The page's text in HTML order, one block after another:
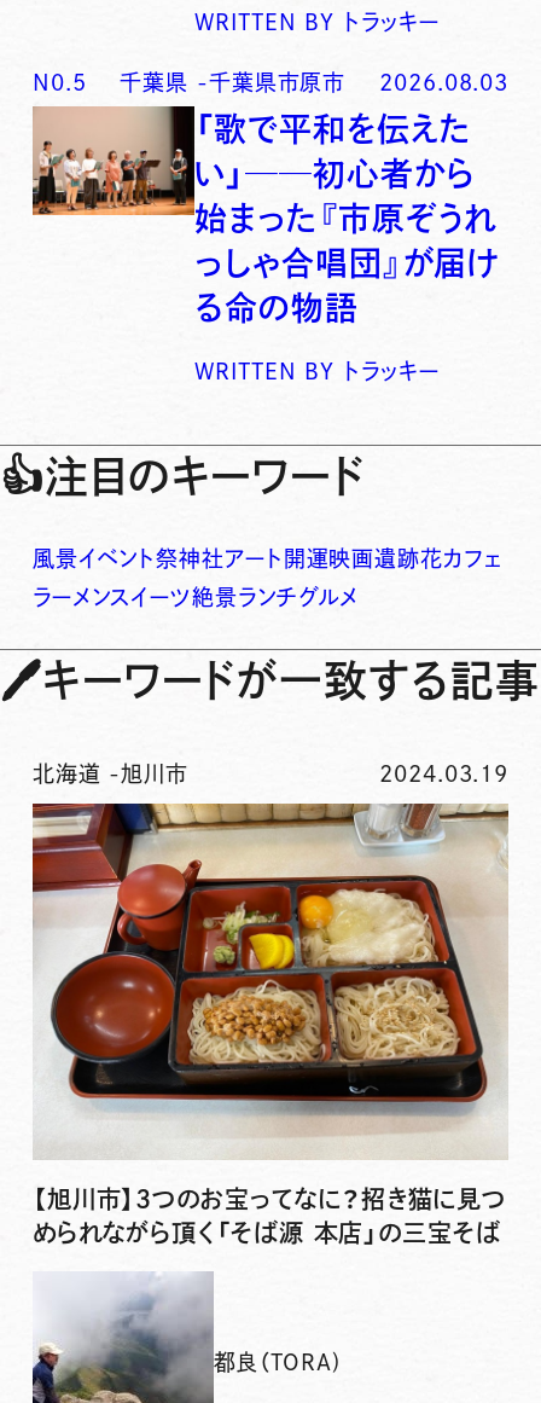
WRITTEN BY トラッキー
N0. 5 千葉県 -千葉県市原市 2026.08.03
「歌で平和を伝えた
い」──初心者から
始まった『市原ぞうれ
っしゃ合唱団』が届け
る命の物語
WRITTEN BY トラッキー
👍注目のキーワード
風景イベント祭神社アート 開運映画遺跡花カフェ
ラーメンスイーツ絶景ランチグルメ
🖊キーワードが一致する記事
北海道 -旭川市 2024.03.19
【旭川市】3つのお宝ってなに？招き猫に見つ
められながら頂く「そば源 本店」の三宝そば
都良（TORA)